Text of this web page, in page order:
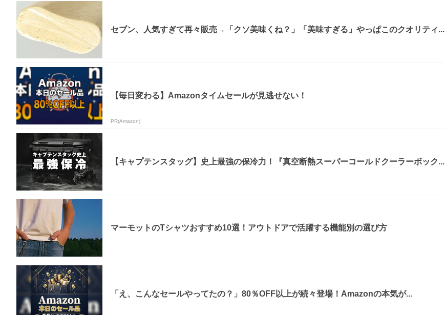
セブン、人気すぎて再々販売→「クソ美味くね？」「美味すぎる」やっぱこのクオリティ...
【毎日変わる】Amazonタイムセールが見逃せない！
PR(Amazon)
【キャプテンスタッグ】史上最強の保冷力！『真空断熱スーパーコールドクーラーボック...
マーモットのTシャツおすすめ10選！アウトドアで活躍する機能別の選び方
「え、こんなセールやってたの？」80％OFF以上が続々登場！Amazonの本気が...